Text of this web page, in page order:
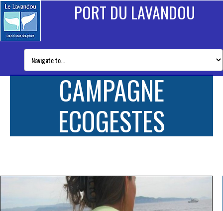
PORT DU LAVANDOU
CAMPAGNE
ECOGESTES